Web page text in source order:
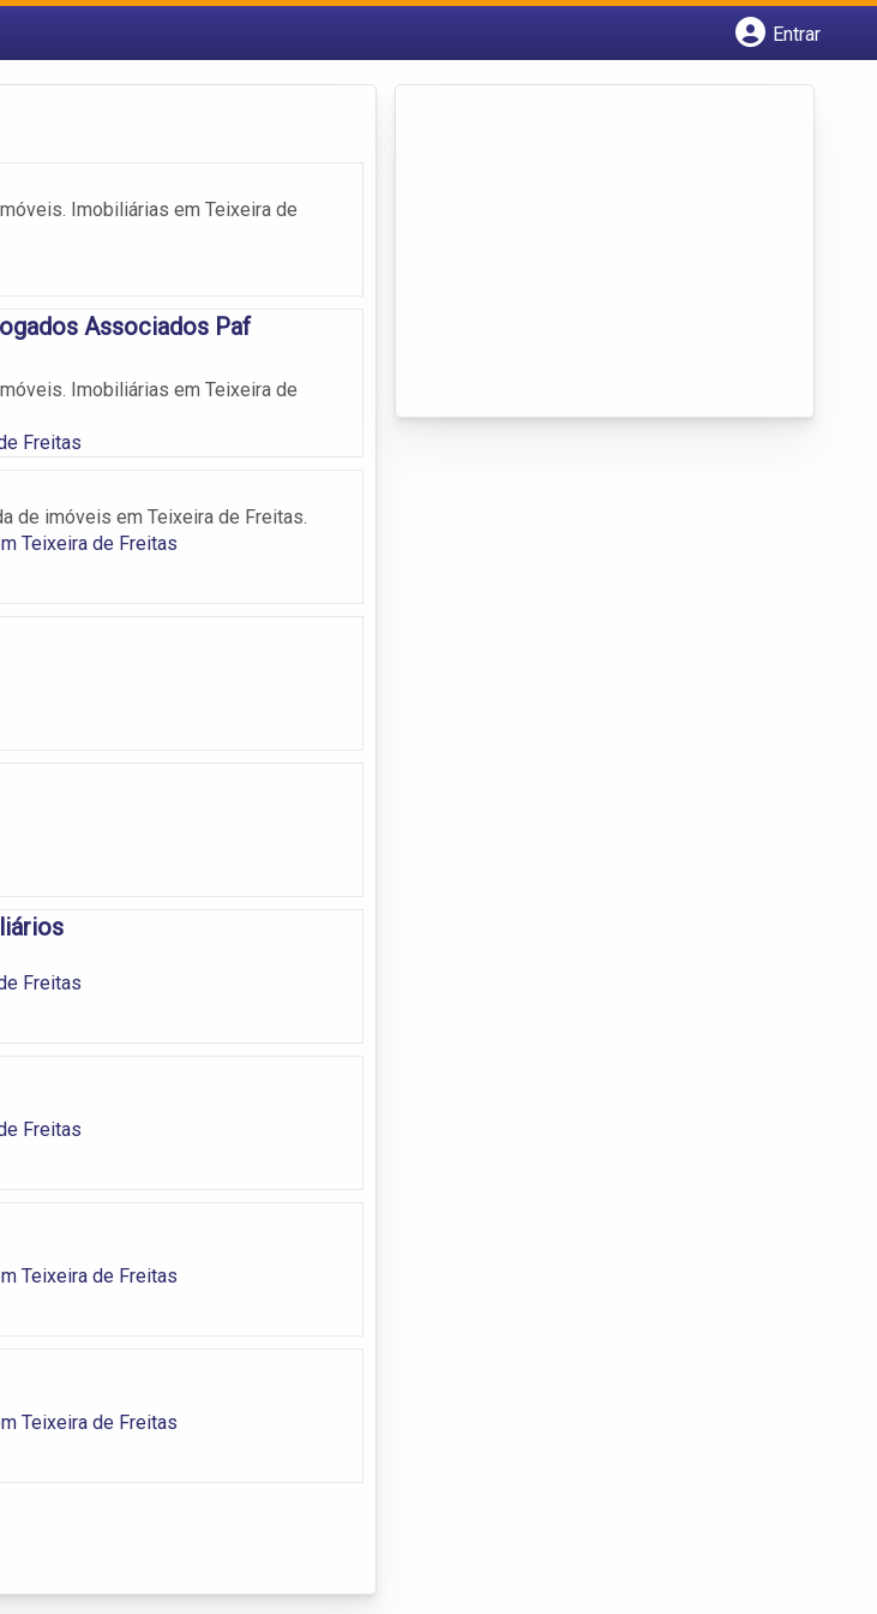
Entrar
Imobiliárias em Teixeira de
Associados Paf
Imobiliárias em Teixeira de
Freitas
de imóveis em Teixeira de Freitas.
Teixeira de Freitas
Freitas
Freitas
Teixeira de Freitas
Teixeira de Freitas